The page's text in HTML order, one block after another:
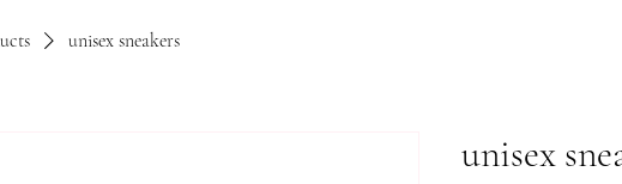
unisex sneakers
unisex